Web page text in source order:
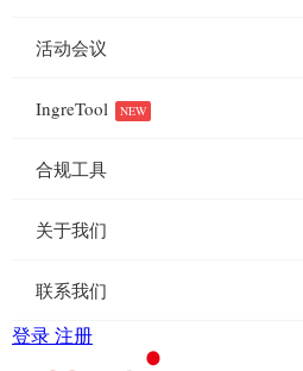
活动会议
IngreTool NEW
合规工具
关于我们
联系我们
登录注册